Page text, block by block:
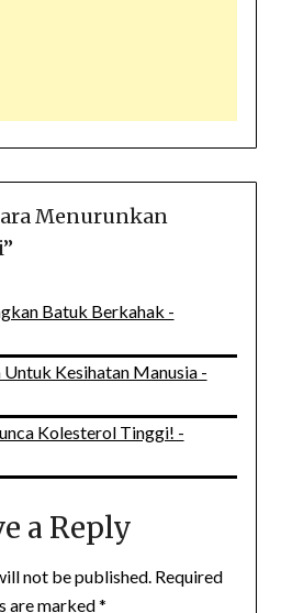
Menurunkan
”
Batuk Berkahak -
Untuk Kesihatan Manusia -
Kolesterol Tinggi! -
a Reply
not be published. Required
are marked*